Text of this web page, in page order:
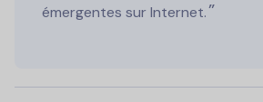
émergentes sur Internet.